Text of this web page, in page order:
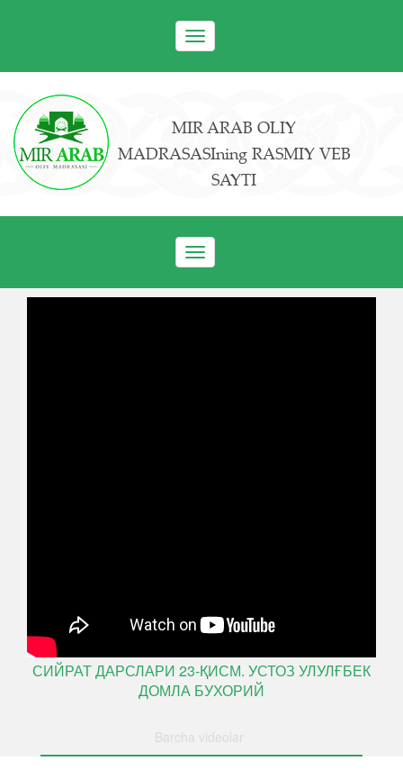
Toggle
navigation
MIR ARAB OLIY
MADRASASIning RASMIY VEB
SAYTI
Toggle
navigation
СИЙРАТ ДАРСЛАРИ 23-ҚИСМ. УСТОЗ УЛУЛҒБЕК
ДОМЛА БУХОРИЙ
Barcha videolar